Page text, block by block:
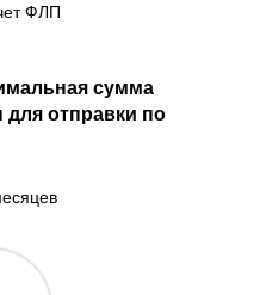
ФЛП
сумма
отправки по